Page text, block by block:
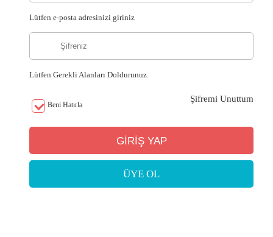
Lütfen e-posta adresinizi giriniz
Lütfen Gerekli Alanları Doldurunuz.
Beni Hatırla
Şifremi Unuttum
ÜYE OL